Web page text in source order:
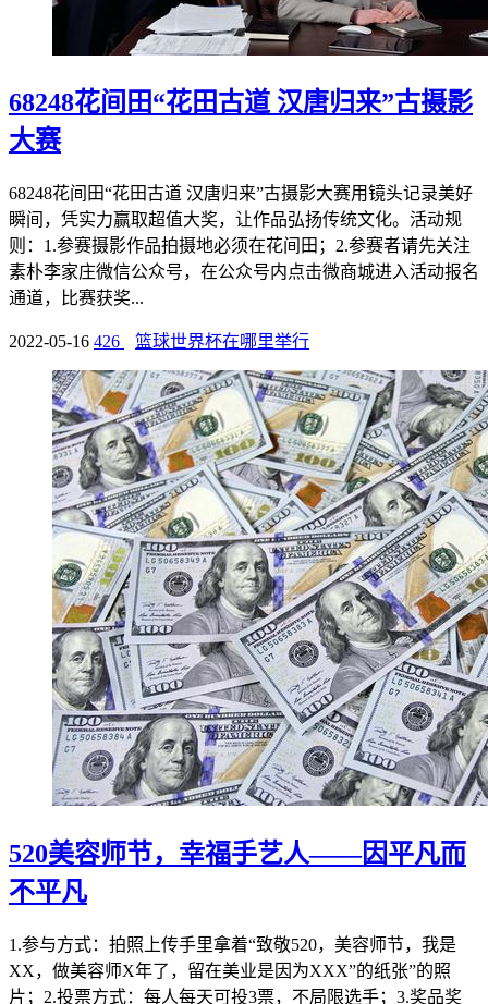
68248花间田“花田古道 汉唐归来”古摄影
大赛
68248花间田“花田古道 汉唐归来”古摄影大赛用镜头记录美好
瞬间，凭实力赢取超值大奖，让作品弘扬传统文化。活动规
则：1.参赛摄影作品拍摄地必须在花间田；2.参赛者请先关注
素朴李家庄微信公众号，在公众号内点击微商城进入活动报名
通道，比赛获奖...
2022-05-16 426 篮球世界杯在哪里举行
520美容师节，幸福手艺人——因平凡而
不平凡
1.参与方式：拍照上传手里拿着“致敬520，美容师节，我是
XX，做美容师X年了，留在美业是因为XXX”的纸张”的照
片；2.投票方式：每人每天可投3票，不局限选手；3.奖品奖